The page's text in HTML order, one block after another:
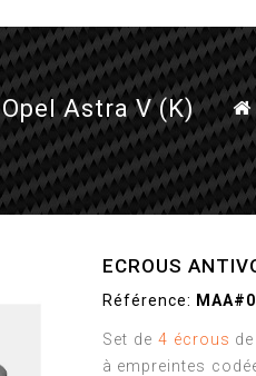
Astra V (K)
ECROUS
Référence:
Set de 4 écrous
à empreintes